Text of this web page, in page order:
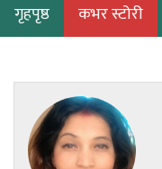
गृहपृष्ठ कभर स्टोरी